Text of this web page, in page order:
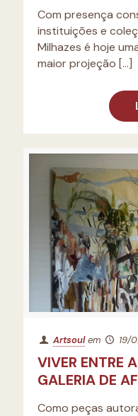
Com presença
instituições e
Milhazes é hoje
maior projeção […]
Artsoul em 19/
VIVER ENTRE
GALERIA DE
Como peças